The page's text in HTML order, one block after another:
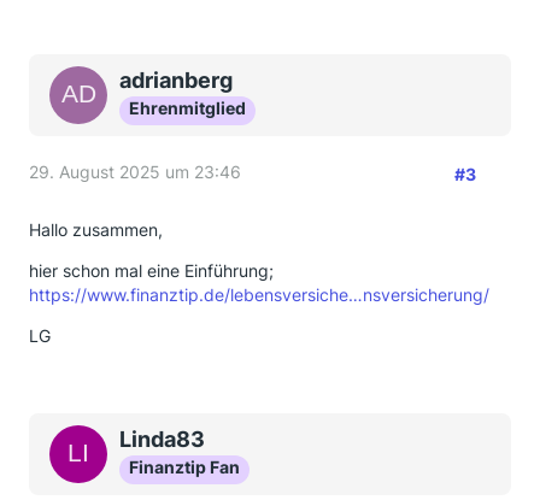
adrianberg
Ehrenmitglied
29. August 2025 um 23:46 #3
Hallo zusammen,
hier schon mal eine Einführung;
https://www.finanztip.de/lebensversiche…nsversicherung/
LG
Linda83
Finanztip Fan